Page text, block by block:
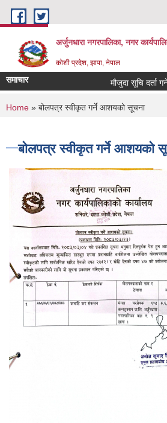
Skip to main content
अर्जुनधारा नगरपालिका, नगर
कोशी प्रदेश, झापा, नेपाल
समाचार मौजुदा सूचि दर्ता गर्ने
You are here
Home » बोलपत्र स्वीकृत गर्ने आशयको सूचना
बोलपत्र स्वीकृत गर्ने आशयको